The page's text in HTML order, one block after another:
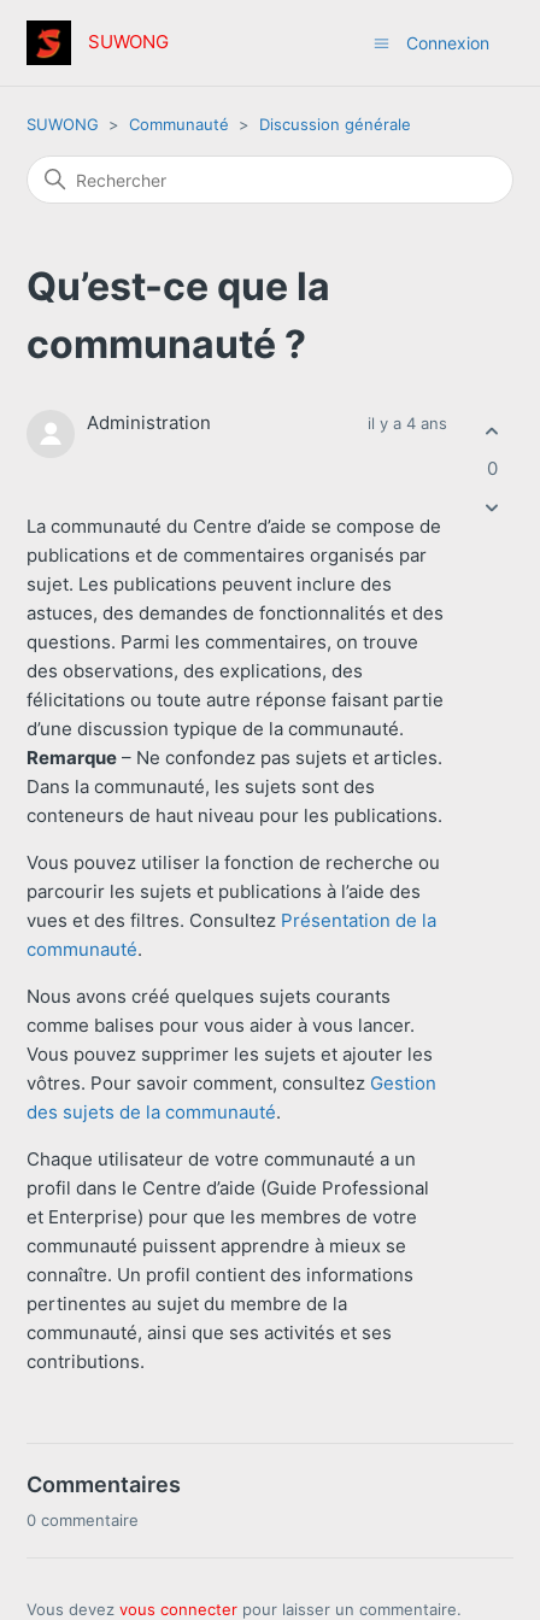
SUWONG Connexion
SUWONG Communauté Discussion générale
Qu’est-ce que la
communauté ?
Administration il y a 4 ans
La communauté du Centre d’aide se compose de
publications et de commentaires organisés par
sujet. Les publications peuvent inclure des
astuces, des demandes de fonctionnalités et des
questions. Parmi les commentaires, on trouve
des observations, des explications, des
félicitations ou toute autre réponse faisant partie
d’une discussion typique de la communauté.
Remarque – Ne confondez pas sujets et articles.
Dans la communauté, les sujets sont des
conteneurs de haut niveau pour les publications.
Vous pouvez utiliser la fonction de recherche ou
parcourir les sujets et publications à l’aide des
vues et des filtres. Consultez Présentation de la
communauté.
Nous avons créé quelques sujets courants
comme balises pour vous aider à vous lancer.
Vous pouvez supprimer les sujets et ajouter les
vôtres. Pour savoir comment, consultez Gestion
des sujets de la communauté.
Chaque utilisateur de votre communauté a un
profil dans le Centre d’aide (Guide Professional
et Enterprise) pour que les membres de votre
communauté puissent apprendre à mieux se
connaître. Un profil contient des informations
pertinentes au sujet du membre de la
communauté, ainsi que ses activités et ses
contributions.
0
Commentaires
0 commentaire
Vous devezvous connecter pour laisser un commentaire.